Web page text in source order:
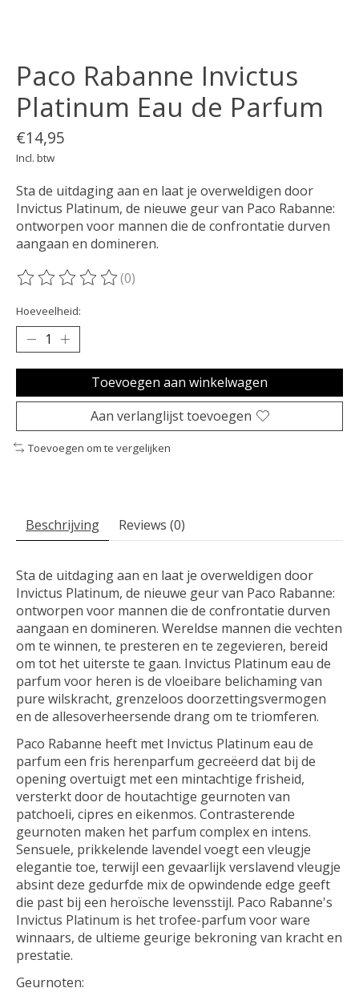
Paco Rabanne Invictus
Platinum Eau de Parfum
€14,95
Incl. btw
Sta de uitdaging aan en laat je overweldigen door
Invictus Platinum, de nieuwe geur van Paco Rabanne:
ontworpen voor mannen die de confrontatie durven
aangaan en domineren.
De beoordeling van dit product is
(0)
Hoeveelheid:
Toevoegen aan winkelwagen
Aan verlanglijst toevoegen
Toevoegen om te vergelijken
Beschrijving Reviews (0)
Sta de uitdaging aan en laat je overweldigen door
Invictus Platinum, de nieuwe geur van Paco Rabanne:
ontworpen voor mannen die de confrontatie durven
aangaan en domineren. Wereldse mannen die vechten
om te winnen, te presteren en te zegevieren, bereid
om tot het uiterste te gaan. Invictus Platinum eau de
parfum voor heren is de vloeibare belichaming van
pure wilskracht, grenzeloos doorzettingsvermogen
en de allesoverheersende drang om te triomferen.
Paco Rabanne heeft met Invictus Platinum eau de
parfum een fris herenparfum gecreëerd dat bij de
opening overtuigt met een mintachtige frisheid,
versterkt door de houtachtige geurnoten van
patchoeli, cipres en eikenmos. Contrasterende
geurnoten maken het parfum complex en intens.
Sensuele, prikkelende lavendel voegt een vleugje
elegantie toe, terwijl een gevaarlijk verslavend vleugje
absint deze gedurfde mix de opwindende edge geeft
die past bij een heroïsche levensstijl. Paco Rabanne's
Invictus Platinum is het trofee-parfum voor ware
winnaars, de ultieme geurige bekroning van kracht en
prestatie.
Geurnoten: